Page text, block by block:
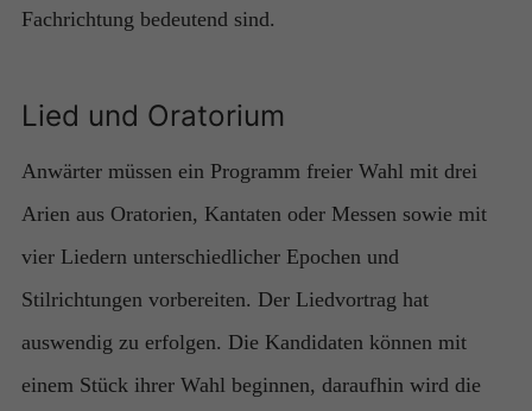
Fachrichtung bedeutend sind.
Lied und Oratorium
Anwärter müssen ein Programm freier Wahl mit drei
Arien aus Oratorien, Kantaten oder Messen sowie mit
vier Liedern unterschiedlicher Epochen und
Stilrichtungen vorbereiten. Der Liedvortrag hat
auswendig zu erfolgen. Die Kandidaten können mit
einem Stück ihrer Wahl beginnen, daraufhin wird die